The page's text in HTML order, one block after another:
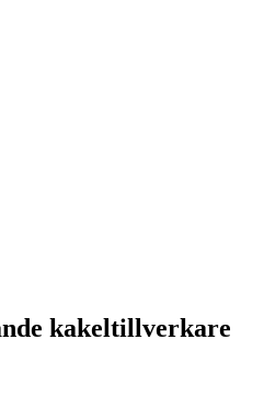
kakeltillverkare